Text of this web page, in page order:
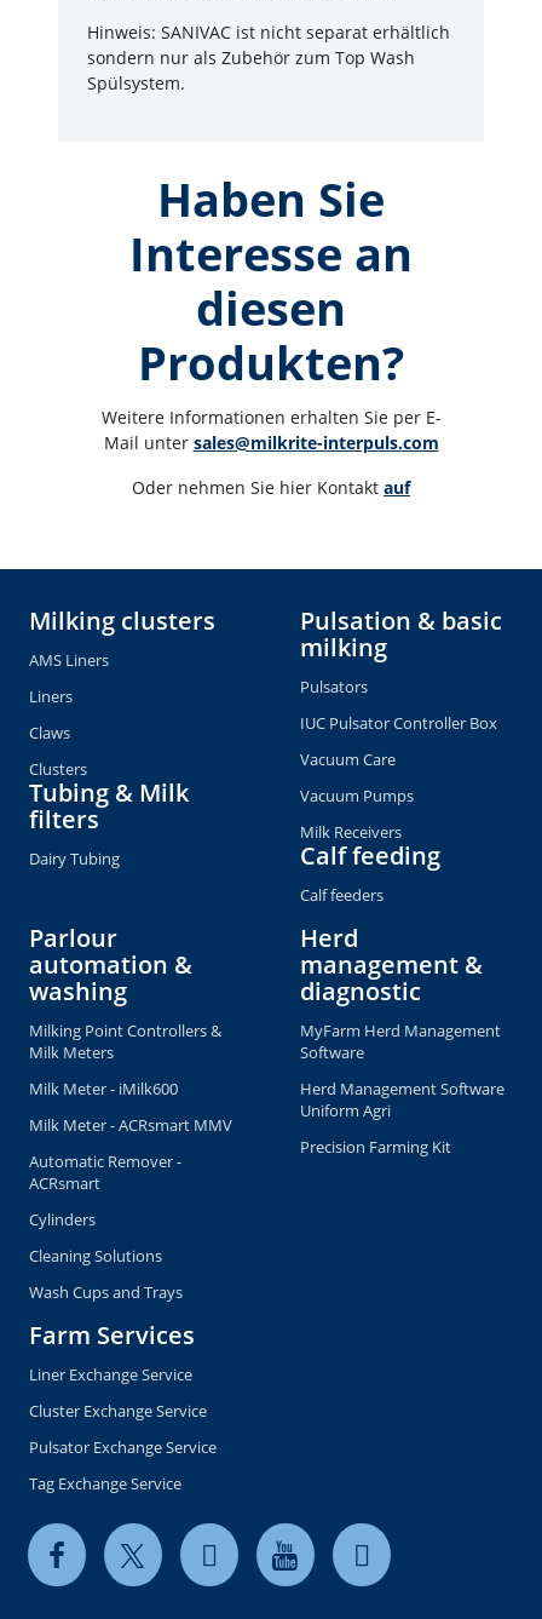
Hinweis: SANIVAC ist nicht separat erhältlich
sondern nur als Zubehör zum Top Wash
Spülsystem.
Haben Sie
Interesse an
diesen
Produkten?
Weitere Informationen erhalten Sie per E-
Mail unter sales@milkrite-interpuls.com
Oder nehmen Sie hier Kontakt auf
Milking clusters
AMS Liners
Liners
Claws
Clusters
Tubing & Milk
filters
Dairy Tubing
Pulsation & basic
milking
Pulsators
IUC Pulsator Controller Box
Vacuum Care
Vacuum Pumps
Milk Receivers
Calf feeding
Calf feeders
Parlour
automation &
washing
Milking Point Controllers &
Milk Meters
Milk Meter - iMilk600
Milk Meter - ACRsmart MMV
Automatic Remover -
ACRsmart
Cylinders
Cleaning Solutions
Wash Cups and Trays
Herd
management &
diagnostic
MyFarm Herd Management
Software
Herd Management Software
Uniform Agri
Precision Farming Kit
Farm Services
Liner Exchange Service
Cluster Exchange Service
Pulsator Exchange Service
Tag Exchange Service